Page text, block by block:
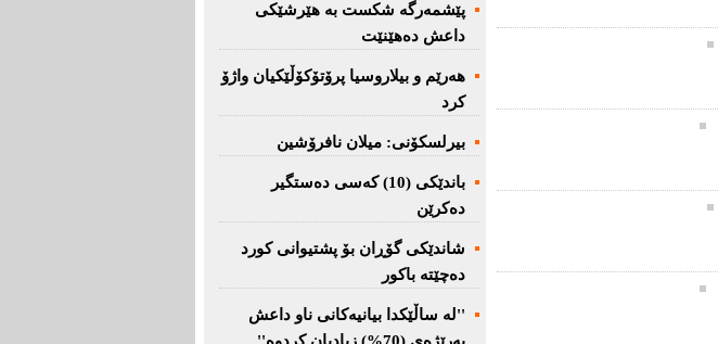
پێشمەرگە شكست بە هێرشێكی
داعش دەهێنێت
هەرێم و بیلاروسیا پرۆتۆکۆڵێکیان واژۆ
کرد
بیرلسكۆنی: میلان نافرۆشین
باندێکی (10) کەسى دەستگیر
دەکرێن
شاندێکى گۆڕان بۆ پشتیوانی کورد
دەچێتە باکور
''لە ساڵێکدا بیانیه‌كانی ناو داعش